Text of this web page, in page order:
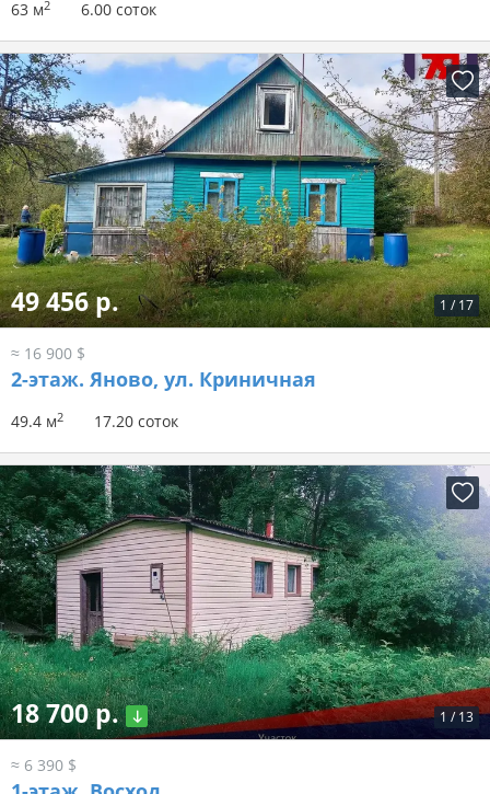
63 м2 6.00 соток
1 / 17
49 456 р.
≈ 16 900 $
2-этаж. Яново, ул. Криничная
49.4 м2 17.20 соток
1 / 13
18 700 р.
≈ 6 390 $